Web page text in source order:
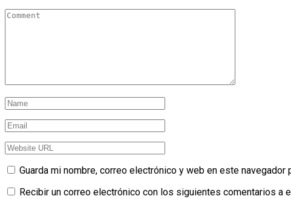
Guarda mi nombre, correo electrónico y web en este navegador
Recibir un correo electrónico con los siguientes comentarios a